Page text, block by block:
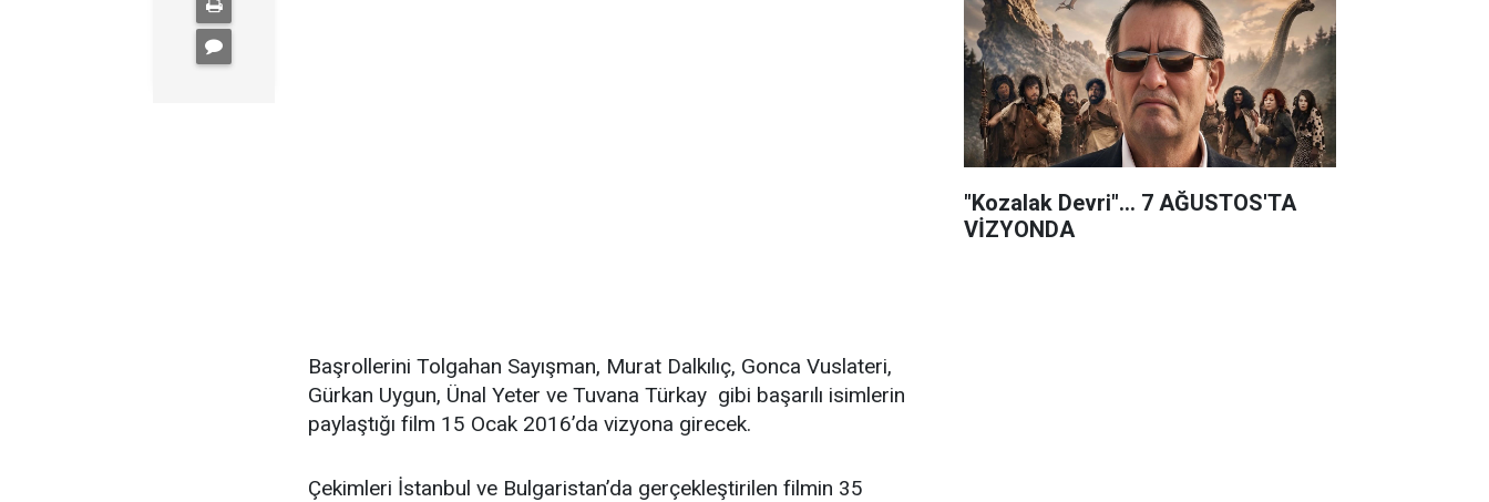
Başrollerini Tolgahan Sayışman, Murat Dalkılıç, Gonca Vuslateri,
Gürkan Uygun, Ünal Yeter ve Tuvana Türkay gibi başarılı isimlerin
paylaştığı film 15 Ocak 2016’da vizyona girecek.
Çekimleri İstanbul ve Bulgaristan’da gerçekleştirilen filmin 35
"Kozalak Devri"… 7 AĞUSTOS'TA
VİZYONDA